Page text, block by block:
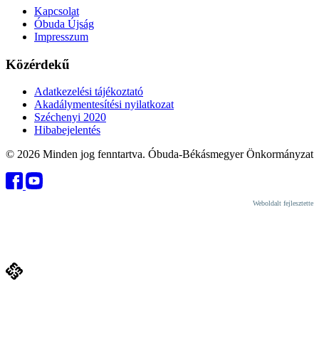
Kapcsolat
Óbuda Újság
Impresszum
Közérdekű
Adatkezelési tájékoztató
Akadálymentesítési nyilatkozat
Széchenyi 2020
Hibabejelentés
© 2026 Minden jog fenntartva. Óbuda-Békásmegyer Önkormányzat
Weboldalt fejlesztette